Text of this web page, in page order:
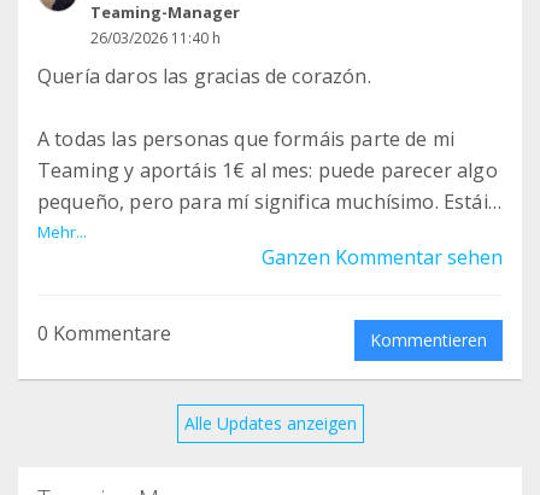
Teaming-Manager
26/03/2026 11:40 h
Quería daros las gracias de corazón.
A todas las personas que formáis parte de mi
Teaming y aportáis 1€ al mes: puede parecer algo
pequeño, pero para mí significa muchísimo. Estáis
formando parte directa de mi día a día.
que necesito para poder vivir mi vida: desde lo
más básico hasta lo más importante. Es la
comunicación y en todo lo que necesito para
Mehr...
Ganzen Kommentar sehen
0 Kommentare Kommentieren
Alle Updates anzeigen